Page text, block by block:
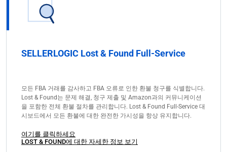
SELLERLOGIC Lost & Found Full-Service
모든 FBA 거래를 감사하고 FBA 오류로 인한 환불 청구를 식별합니다.
Lost & Found는 문제 해결, 청구 제출 및 Amazon과의 커뮤니케이션
을 포함한 전체 환불 절차를 관리합니다. Lost & Found Full-Service 대
시보드에서 모든 환불에 대한 완전한 가시성을 항상 유지합니다.
여기를 클릭하세요
LOST & FOUND에 대한 자세한 정보 보기